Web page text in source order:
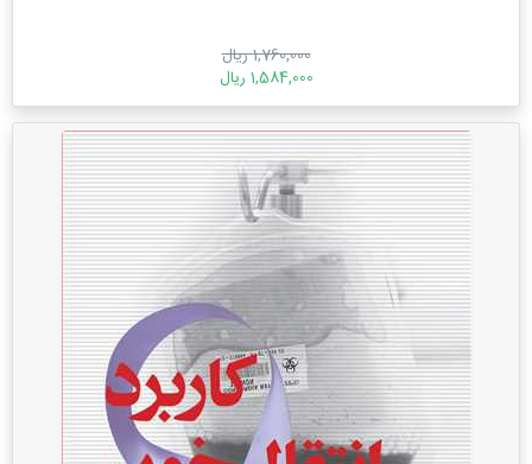
1,760,000 ریال
1,584,000 ریال